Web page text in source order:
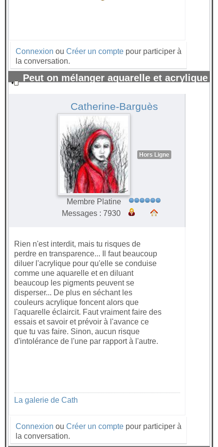
Connexion ou Créer un compte pour participer à
la conversation.
Peut on mélanger aquarelle et acrylique
Catherine-Barguès
Hors Ligne
Membre Platine
Messages : 7930
Rien n'est interdit, mais tu risques de
perdre en transparence... Il faut beaucoup
diluer l'acrylique pour qu'elle se conduise
comme une aquarelle et en diluant
beaucoup les pigments peuvent se
disperser... De plus en séchant les
couleurs acrylique foncent alors que
l'aquarelle éclaircit. Faut vraiment faire des
essais et savoir et prévoir à l'avance ce
que tu vas faire. Sinon, aucun risque
d'intolérance de l'une par rapport à l'autre.
La galerie de Cath
Connexion ou Créer un compte pour participer à
la conversation.